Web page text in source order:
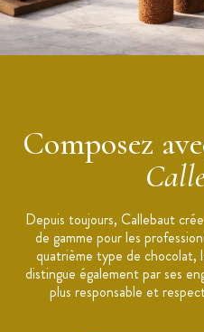
Ingrédients : sucre, pâte de
de cacao maigre, poudre de
arôme naturel de vanille.
Composez
Depuis toujours, Callebaut
de gamme pour les
quatrième type de chocolat,
distingue également par ses
plus responsable et